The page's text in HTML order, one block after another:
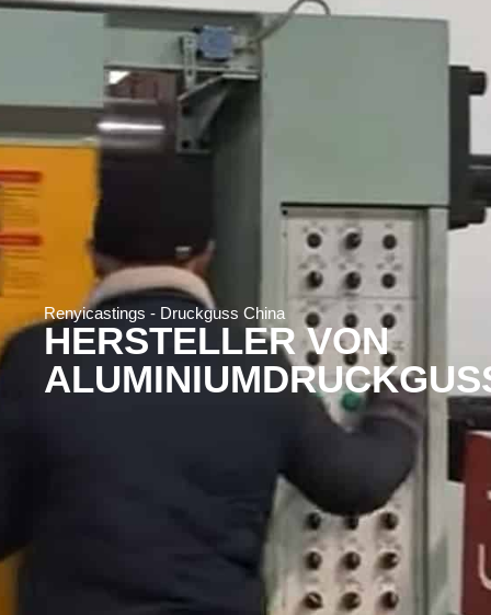
Renyicastings - Druckguss China
HERSTELLER VON